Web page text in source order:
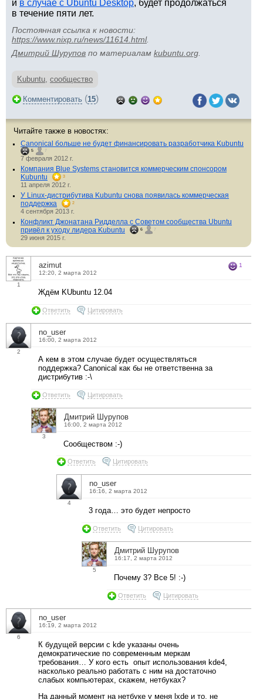
и в случае с Ubuntu Desktop, будет продолжаться
в течение пяти лет.
Постоянная ссылка к новости:
https://www.nixp.ru/news/11614.html.
Дмитрий Шурупов по материалам kubuntu.org
Kubuntu, сообщество
Комментировать (15)
Читайте также в новостях:
Canonical больше не будет финансировать разработчика Kubuntu
5 7
7 февраля 2012 г.
Компания Blue Systems становится коммерческим спонсором
Kubuntu
3
11 апреля 2012 г.
У Linux-дистрибутива Kubuntu снова появилась коммерческая
поддержка
2
4 сентября 2013 г.
Конфликт Джонатана Ридделла с Советом сообщества Ubuntu
привёл к уходу лидера Kubuntu
6 7
29 июня 2015 г.
1
azimut
12:20, 2 марта 2012
1
Ждём KUbuntu 12.04
Ответить Цитировать
2
no_user
16:00, 2 марта 2012
А кем в этом случае будет осуществляться
поддержка? Canonical как бы не ответственна за
дистрибутив :-\
Ответить Цитировать
3
Дмитрий Шурупов
16:00, 2 марта 2012
Сообществом :-)
Ответить Цитировать
4
no_user
16:16, 2 марта 2012
3 года… это будет непросто
Ответить Цитировать
5
Дмитрий Шурупов
16:17, 2 марта 2012
Почему 3? Все 5! :-)
Ответить Цитировать
6
no_user
16:19, 2 марта 2012
К будущей версии с kde указаны очень
демократические по современным меркам
требования… У кого есть опыт использования kde4,
насколько реально работать с ним на достаточно
слабых компьютерах, скажем, нетбуках?
На данный момент на нетбуке у меня lxde и то, не